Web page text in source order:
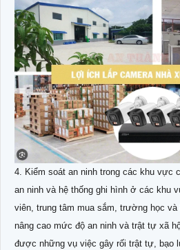
4. Kiểm soát an ninh trong các khu vực
an ninh và hệ thống ghi hình ở các khu
viên, trung tâm mua sắm, trường học
nâng cao mức độ an ninh và trật tự xã
được những vụ việc gây rối trật tự, bạo